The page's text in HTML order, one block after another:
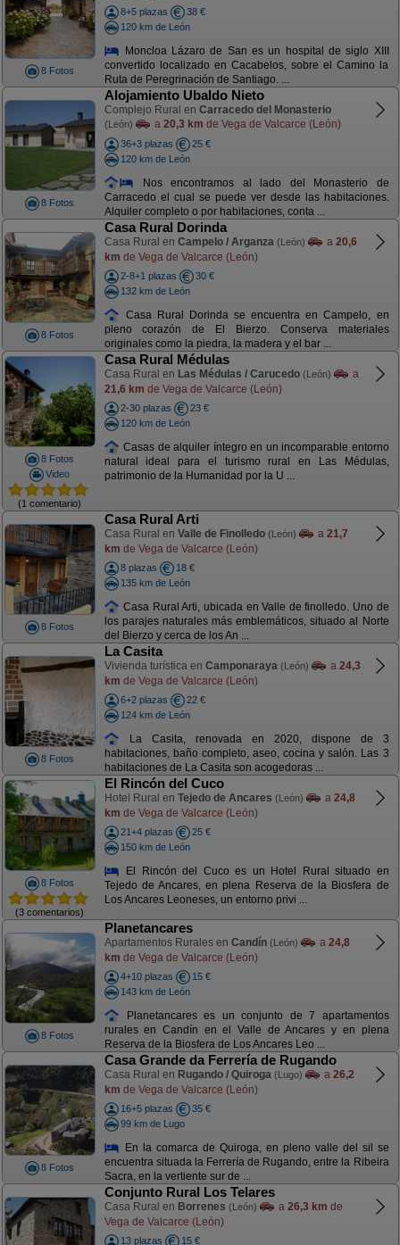
8 Fotos
8+5 plazas
38 €
120 km de León
Moncloa Lázaro de San es un hospital de siglo XIII
convertido localizado en Cacabelos, sobre el Camino la
Ruta de Peregrinación de Santiago. ...
8 Fotos
Alojamiento Ubaldo Nieto
Complejo Rural en Carracedo del Monasterio
(León) a 20,3 km de Vega de Valcarce (León)
36+3 plazas
25 €
120 km de León
Nos encontramos al lado del Monasterio de
Carracedo el cual se puede ver desde las habitaciones.
Alquiler completo o por habitaciones, conta ...
8 Fotos
Casa Rural Dorinda
Casa Rural en Campelo / Arganza (León) a 20,6
km de Vega de Valcarce (León)
2-8+1 plazas
30 €
132 km de León
Casa Rural Dorinda se encuentra en Campelo, en
pleno corazón de El Bierzo. Conserva materiales
originales como la piedra, la madera y el bar ...
8 Fotos
Video
(1 comentario)
Casa Rural Médulas
Casa Rural en Las Médulas / Carucedo (León)
a
21,6 km de Vega de Valcarce (León)
2-30 plazas
23 €
120 km de León
Casas de alquiler íntegro en un incomparable entorno
natural ideal para el turismo rural en Las Médulas,
patrimonio de la Humanidad por la U ...
8 Fotos
Casa Rural Arti
Casa Rural en Valle de Finolledo (León) a 21,7
km de Vega de Valcarce (León)
8 plazas
18 €
135 km de León
Casa Rural Arti, ubicada en Valle de finolledo. Uno de
los parajes naturales más emblemáticos, situado al Norte
del Bierzo y cerca de los An ...
8 Fotos
La Casita
Vivienda turística en Camponaraya (León) a 24,3
km de Vega de Valcarce (León)
6+2 plazas
22 €
124 km de León
La Casita, renovada en 2020, dispone de 3
habitaciones, baño completo, aseo, cocina y salón. Las 3
habitaciones de La Casita son acogedoras ...
8 Fotos
(3 comentarios)
El Rincón del Cuco
Hotel Rural en Tejedo de Ancares (León) a 24,8
km de Vega de Valcarce (León)
21+4 plazas
25 €
150 km de León
El Rincón del Cuco es un Hotel Rural situado en
Tejedo de Ancares, en plena Reserva de la Biosfera de
Los Ancares Leoneses, un entorno privi ...
8 Fotos
Planetancares
Apartamentos Rurales en Candín (León) a 24,8
km de Vega de Valcarce (León)
4+10 plazas
15 €
143 km de León
Planetancares es un conjunto de 7 apartamentos
rurales en Candín en el Valle de Ancares y en plena
Reserva de la Biosfera de Los Ancares Leo ...
8 Fotos
Casa Grande da Ferrería de Rugando
Casa Rural en Rugando / Quiroga (Lugo) a 26,2
km de Vega de Valcarce (León)
16+5 plazas
35 €
99 km de Lugo
En la comarca de Quiroga, en pleno valle del sil se
encuentra situada la Ferrería de Rugando, entre la Ribeira
Sacra, en la vertiente sur de ...
Conjunto Rural Los Telares
Casa Rural en Borrenes (León) a 26,3 km de
Vega de Valcarce (León)
13 plazas 15 €